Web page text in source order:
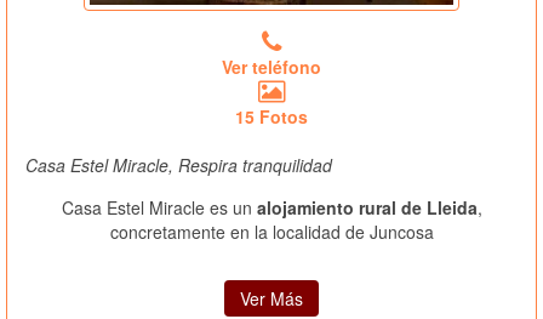
Ver teléfono
15 Fotos
Casa Estel Miracle, Respira tranquilidad
Casa Estel Miracle es un alojamiento rural de Lleida,
concretamente en la localidad de Juncosa
Ver Más